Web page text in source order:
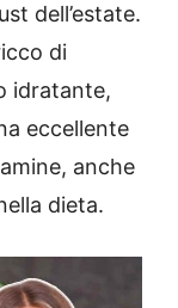
dell’estate.
di
idratante,
eccellente
anche
dieta.